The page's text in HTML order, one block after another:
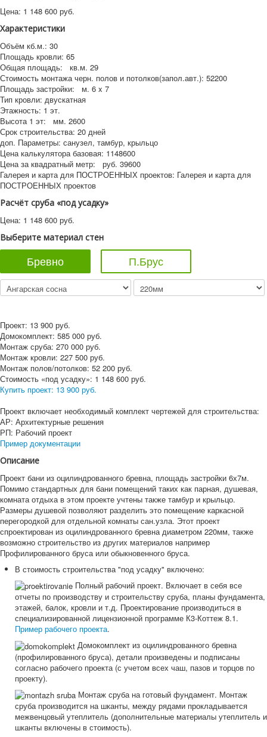
Цена: 1 148 600 руб.
Характеристики
Объём кб.м.: 30
Площадь кровли: 65
Общая площадь:
кв.м. 29
Стоимость монтажа черн. полов и потолков(запол.авт.): 52200
Площадь застройки:
м. 6 x 7
Тип кровли: двускатная
Этажность: 1 эт.
Высота 1 эт:
мм. 2600
Срок строительства: 20 дней
доп. Параметры: санузел, тамбур, крыльцо
Цена калькулятора базовая: 1148600
Цена за квадратный метр:
руб. 39600
Галерея и карта для ПОСТРОЕННЫХ проектов: Галерея и карта для
ПОСТРОЕННЫХ проектов
Расчёт сруба «под усадку»
Цена: 1 148 600 руб.
Выберите материал стен
Бревно П.Брус
Проект: 13 900 руб.
Домокомплект: 585 000 руб.
Монтаж сруба: 270 000 руб.
Монтаж кровли: 227 500 руб.
Монтаж полов/потолков: 52 200 руб.
Стоимость «под усадку»: 1 148 600 руб.
Купить проект: 13 900 руб.
Проект включает необходимый комплект чертежей для строительства:
АР: Архитектурные решения
РП: Рабочий проект
Пример документации
Описание
Проект бани из оцилиндрованного бревна, площадь застройки 6х7м.
Помимо стандартных для бани помещений таких как парная, душевая,
комната отдыха в этом проекте учтены также тамбур и крыльцо.
Размеры душевой позволяют разделить это помещение каркасной
перегородкой для отдельной комнаты сан.узла. Этот проект
спроектирован из оцилиндрованного бревна диаметром 220мм, также
возможно строительство из других материалов например
Профилированного бруса или обыкновенного бруса.
В стоимость строительства "под усадку" включено:
Полный рабочий проект. Включает в себя все
отчеты по производству и строительству сруба, планы фундамента,
этажей, балок, кровли и т.д. Проектирование производиться в
специализированной лицензионной программе К3-Коттеж 8.1.
Пример рабочего проекта.
Домокомплект из оцилиндрованного бревна
(профилированного бруса), детали произведены и подписаны
согласно рабочего проекта (с учетом всех чаш, пазов и торцов по
проекту).
Монтаж сруба на готовый фундамент. Монтаж
сруба производится на шканты, между рядами прокладывается
межвенцовый утеплитель (дополнительные материалы утеплитель и
шканты включены в стоимость).